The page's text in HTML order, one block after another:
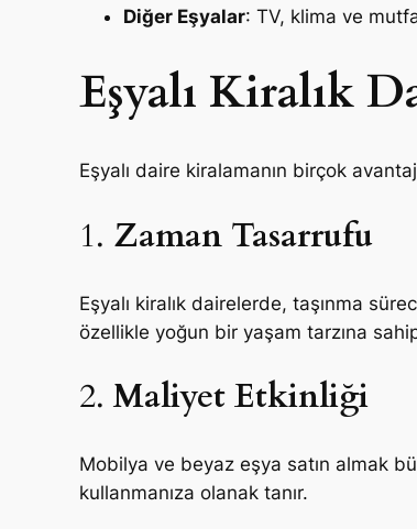
Diğer Eşyalar: TV, klima ve
Eşyalı Kiralık
Eşyalı daire kiralamanın birçok
1. Zaman Tasarrufu
Eşyalı kiralık dairelerde, taşınma
özellikle yoğun bir yaşam tarzına
2.Maliyet Etkinliği
Mobilya ve beyaz eşya satın almak
kullanmanıza olanak tanır.